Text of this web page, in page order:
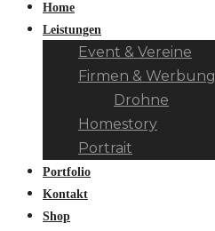
Home
Leistungen
Event & Vereine
Firmen & Werbung
Drohne
Homestory
Portrait
Portfolio
Kontakt
Shop